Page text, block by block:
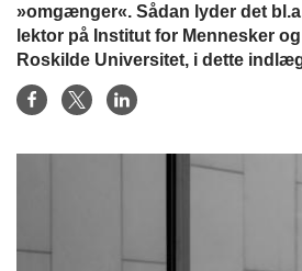
»omgænger«. Sådan lyder det
lektor på Institut for Mennesker
Roskilde Universitet, i dette